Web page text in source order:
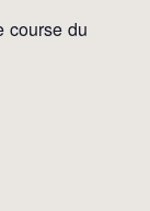
course du